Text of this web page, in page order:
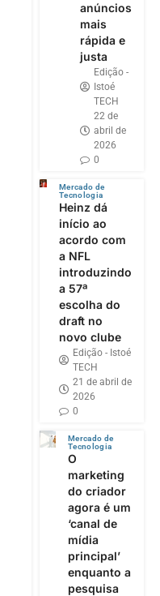
anúncios
mais
rápida e
justa
Edição -
Istoé
TECH
22 de
abril de
2026
0
Mercado de
Tecnologia
Heinz dá
início ao
acordo com
a NFL
introduzindo
a 57ª
escolha do
draft no
novo clube
Edição - Istoé
TECH
21 de abril de
2026
0
Mercado de
Tecnologia
O
marketing
do criador
agora é um
‘canal de
mídia
principal’
enquanto a
pesquisa